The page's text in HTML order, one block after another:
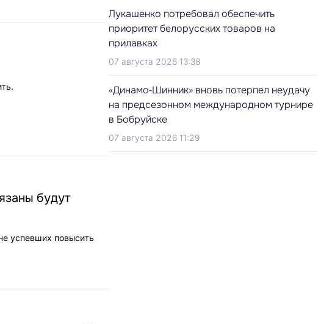
будут
успевших повысить
Лукашенко потребовал обеспечить
приоритет белорусских товаров на
прилавках
07 августа 2026 13:38
«Динамо‑Шинник» вновь потерпел неудачу
на предсезонном международном турнире
в Бобруйске
07 августа 2026 11:29